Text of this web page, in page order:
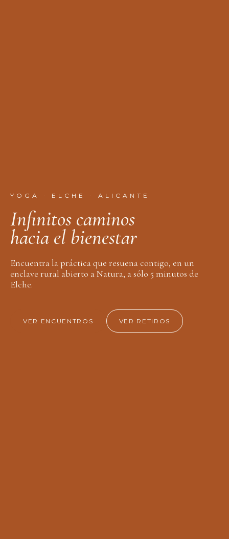
YOGA · ELCHE · ALICANTE
Infnitos caminos
hacia el bienestar
Encuentra la práctica que resuena contigo, en un
enclave rural abierto a Natura, a sólo 5 minutos de
Elche.
VER ENCUENTROS VER RETIROS